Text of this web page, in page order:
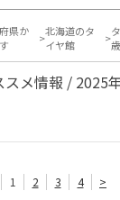
県か
北海道のタ
イヤ館
スメ情報 / 2025
1 2 3 4 >